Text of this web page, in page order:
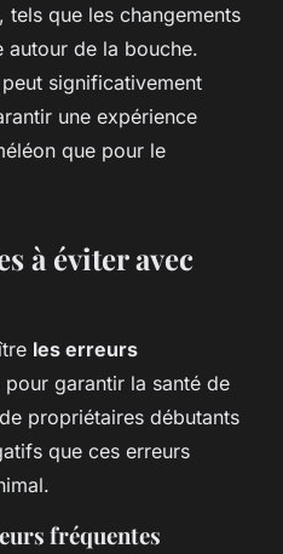
tels que les changements
autour de la bouche.
significativement
une expérience
que pour le
à éviter avec
les erreurs
pour garantir la santé de
propriétaires débutants
que ces erreurs
fréquentes